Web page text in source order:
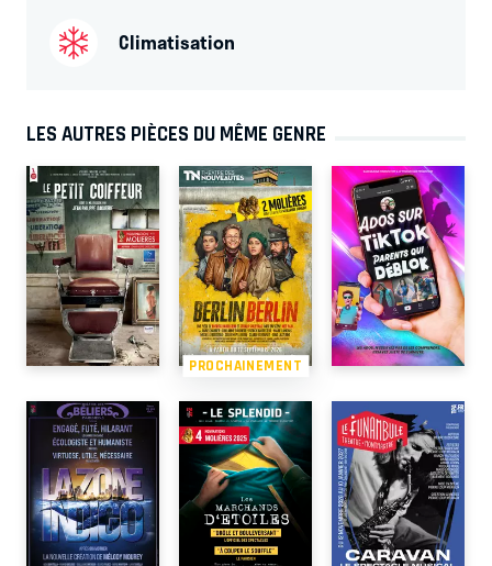
Climatisation
LES AUTRES PIÈCES DU MÊME GENRE
PROCHAINEMENT